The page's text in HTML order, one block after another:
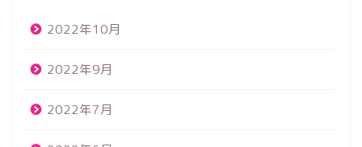
2022年10月
2022年9月
2022年7月